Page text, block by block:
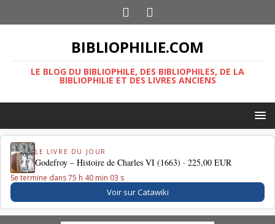
BIBLIOPHILIE.COM
LE BLOG DU BIBLIOPHILE, DES BIBLIOPHILES, DE LA
BIBLIOPHILIE ET DES LIVRES ANCIENS
LE LIVRE DU JOUR
Godefroy – Histoire de Charles VI (1663) ·225,00 EUR
Se termine dans 75 h 40 min 02 s
Voir sur Catawiki